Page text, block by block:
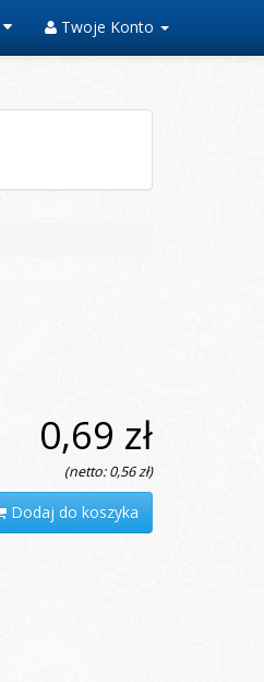
Twoje Konto
0,69 zł
(netto: 0,56 zł)
Dodaj do koszyka